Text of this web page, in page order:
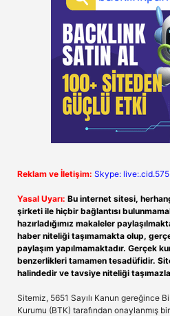
Reklam ve İletişim: Skype:
Yasal Uyarı: Bu internet sitesi,
şirketi ile hiçbir bağlantısı
hazırladığımız makaleler
haber niteliği taşımamakta olup,
paylaşım yapılmamaktadır. Gerçek
benzerlikleri tamamen tesadüfidir.
halindedir ve tavsiye niteliği
Sitemiz, 5651 Sayılı Kanun gereğince
Kurumu (BTK) tarafından onaylanmış